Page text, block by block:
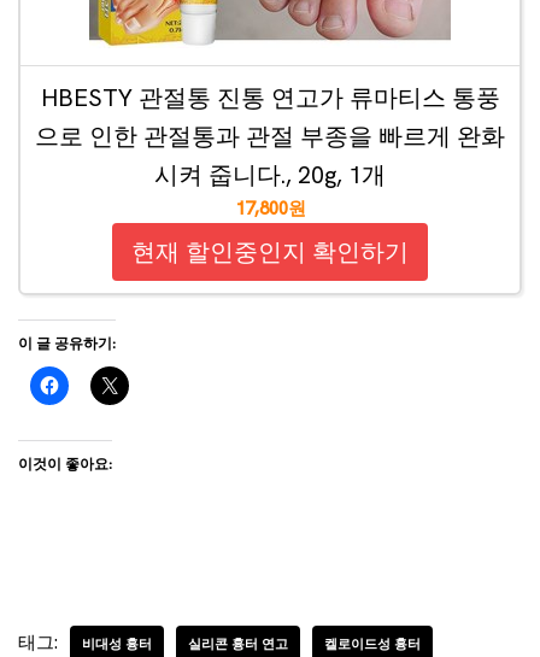
HBESTY 관절통 진통 연고가 류마티스 통풍
으로 인한 관절통과 관절 부종을 빠르게 완화
시켜 줍니다., 20g, 1개
17,800원
현재 할인중인지 확인하기
이 글 공유하기:
이것이 좋아요:
태그: 비대성 흉터 실리콘 흉터 연고 켈로이드성 흉터